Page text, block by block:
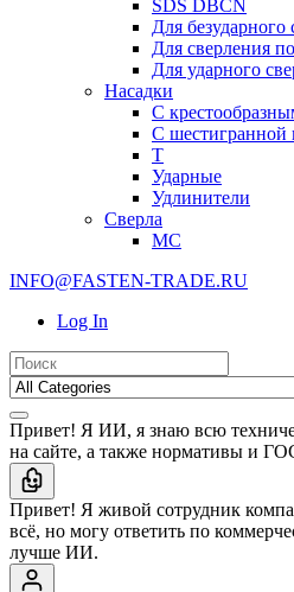
SDS DBCN
Для безударного
Для сверления
Для ударного
Насадки
С
С шестигранной
T
Ударные
Удлинители
Сверла
МС
INFO@FASTEN-TRADE.RU
Log In
Привет! Я ИИ, я знаю всю
на сайте, а также нормативы и
Привет! Я живой сотрудник
всё, но могу ответить по
лучше ИИ.